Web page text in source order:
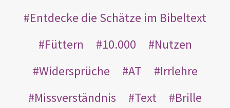
Entdecke die Schätze im Bibeltext
Füttern
10.000
Nutzen
Widersprüche
AT
Irrlehre
Missverständnis
Text
Brille